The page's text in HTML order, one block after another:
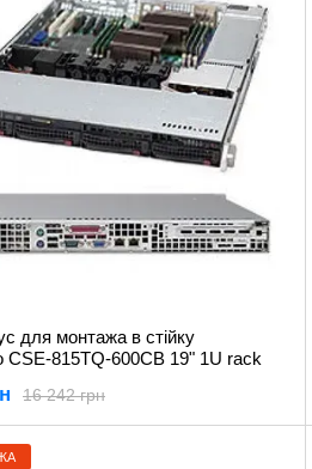
для монтажа в стiйку
CSE-815TQ-600CB 19" 1U rack
16 242 грн